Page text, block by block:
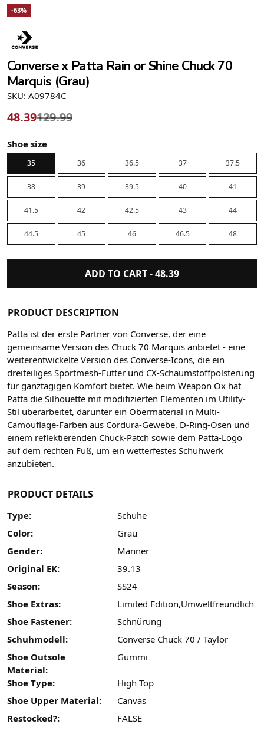
-63%
Converse x Patta Rain or Shine Chuck 70
Marquis (Grau)
SKU: A09784C
48.39129.99
Shoe size
35 36 36.5 37 37.5
38 39 39.5 40 41
41.5 42 42.5 43 44
44.5 45 46 46.5 48
ADD TO CART -48.39
PRODUCT DESCRIPTION
Patta ist der erste Partner von Converse, der eine
gemeinsame Version des Chuck 70 Marquis anbietet - eine
weiterentwickelte Version des Converse-Icons, die ein
dreiteiliges Sportmesh-Futter und CX-Schaumstoffpolsterung
für ganztägigen Komfort bietet. Wie beim Weapon Ox hat
Patta die Silhouette mit modifizierten Elementen im Utility-
Stil überarbeitet, darunter ein Obermaterial in Multi-
Camouflage-Farben aus Cordura-Gewebe, D-Ring-Ösen und
einem reflektierenden Chuck-Patch sowie dem Patta-Logo
auf dem rechten Fuß, um ein wetterfestes Schuhwerk
anzubieten.
PRODUCT DETAILS
Type:
Schuhe
Color:
Grau
Gender:
Männer
Original EK:
39.13
Season:
SS24
Shoe Extras:
Limited Edition,Umweltfreundlich
Shoe Fastener:
Schnürung
Schuhmodell:
Converse Chuck 70 / Taylor
Shoe Outsole
Material:
Gummi
Shoe Type:
High Top
Shoe Upper Material:
Canvas
Restocked?:
FALSE